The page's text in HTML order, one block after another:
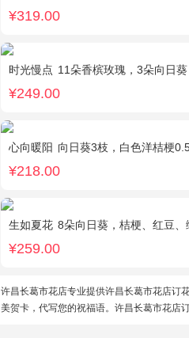
¥319.00
时光慢点 11朵香槟玫瑰，3朵向日葵，1个蓝色
¥249.00
心向暖阳 向日葵3枝，白色洋桔梗0.5扎，绿色
¥218.00
生如夏花 8朵向日葵，桔梗、红豆、
¥259.00
许昌长葛市花店专业提供许昌长葛市花店订
美贺卡，代写您的祝福语。许昌长葛市花店